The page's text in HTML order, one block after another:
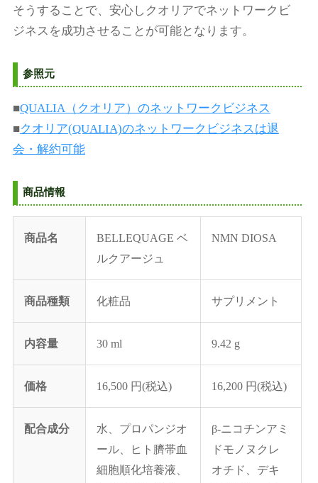
そうすることで、安心しクオリアでネットワークビ
ジネスを成功させることが可能となります。
参照元
■QUALIA（クオリア）のネットワークビジネス
■クオリア(QUALIA)のネットワークビジネスは退
会・解約可能
商品情報
商品名
BELLEQUAGE ベ
ルクアージュ
NMN DIOSA
商品種類 化粧品 サプリメント
内容量 30 ml 9.42 g
価格 16,500 円(税込) 16,200 円(税込)
配合成分
水、プロパンジオ
ール、ヒト臍帯血
細胞順化培養液、
β-ニコチンアミ
ドモノヌクレ
オチド、デキ